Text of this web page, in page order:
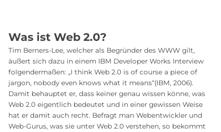
Was ist Web 2.0?
Tim Berners-Lee, welcher als Begründer des WWW gilt,
äußert sich dazu in einem IBM Developer Works Interview
folgendermaßen: „I think Web 2.0 is of course a piece of
jargon, nobody even knows what it means“(IBM, 2006).
Damit behauptet er, dass keiner genau wissen könne, was
Web 2.0 eigentlich bedeutet und in einer gewissen Weise
hat er damit auch recht. Befragt man Webentwickler und
Web-Gurus, was sie unter Web 2.0 verstehen, so bekommt